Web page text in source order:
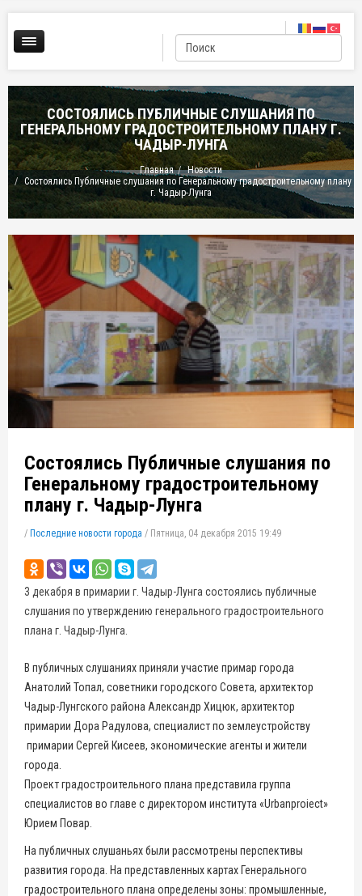
СОСТОЯЛИСЬ ПУБЛИЧНЫЕ СЛУШАНИЯ ПО
ГЕНЕРАЛЬНОМУ ГРАДОСТРОИТЕЛЬНОМУ ПЛАНУ Г.
ЧАДЫР-ЛУНГА
Главная
Новости
Состоялись Публичные слушания по Генеральному градостроительному плану
г. Чадыр-Лунга
Состоялись Публичные слушания по
Генеральному градостроительному
плану г. Чадыр-Лунга
/ Последние новости города / Пятница, 04 декабря 2015 19:49
3 декабря в примарии г. Чадыр-Лунга состоялись публичные
слушания по утверждению генерального градостроительного
плана г. Чадыр-Лунга.
В публичных слушаниях приняли участие примар города
Анатолий Топал, советники городского Совета, архитектор
Чадыр-Лунгского района Александр Хицюк, архитектор
примарии Дора Радулова, специалист по землеустройству
примарии Сергей Кисеев, экономические агенты и жители
города.
Проект градостроительного плана представила группа
специалистов во главе с директором института «Urbanproiect»
Юрием Повар.
На публичных слушаньях были рассмотрены перспективы
развития города. На представленных картах Генерального
градостроительного плана определены зоны: промышленные,